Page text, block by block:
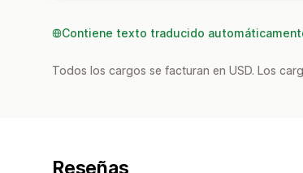
Contiene texto traducido
Todos los cargos se facturan en USD. Los
Reseñas